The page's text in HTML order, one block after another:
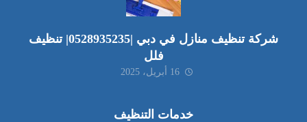
شركة تنظيف منازل في دبي |0528935235| تنظيف
فلل
16 أبريل، 2025
خدمات التنظيف